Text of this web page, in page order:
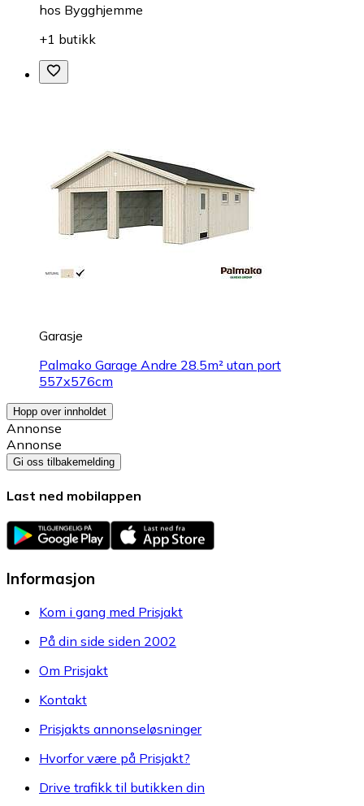
hos Bygghjemme
+1 butikk
Garasje
Palmako Garage Andre 28.5m² utan port
557x576cm
Hopp over innholdet
Annonse
Annonse
Gi oss tilbakemelding
Last ned mobilappen
Informasjon
Kom i gang med Prisjakt
På din side siden 2002
Om Prisjakt
Kontakt
Prisjakts annonseløsninger
Hvorfor være på Prisjakt?
Drive trafikk til butikken din